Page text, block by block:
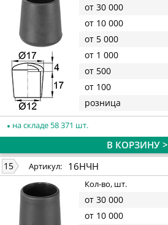
от 30 000
от 10 000
от 5 000
от 1 000
от 500
от 100
розница
на складе 58 371 шт.
В КОРЗИНУ >
15 Артикул: 16НЧН
Кол-во, шт.
от 30 000
от 10 000